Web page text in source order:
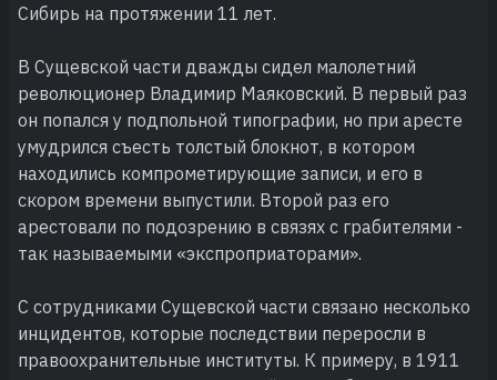
Сибирь на протяжении 11 лет.
В Сущевской части дважды сидел малолетний
революционер Владимир Маяковский. В первый раз
он попался у подпольной типографии, но при аресте
умудрился съесть толстый блокнот, в котором
находились компрометирующие записи, и его в
скором времени выпустили. Второй раз его
арестовали по подозрению в связях с грабителями -
так называемыми «экспроприаторами».
С сотрудниками Сущевской части связано несколько
инцидентов, которые последствии переросли в
правоохранительные институты. К примеру, в 1911